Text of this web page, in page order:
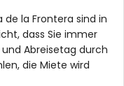
Apartment)
vom Apartment)
de la Frontera sind in
dass Sie immer
Abreisetag durch
die Miete wird